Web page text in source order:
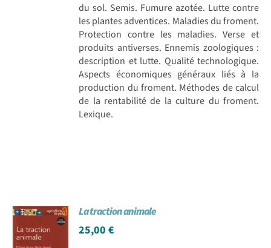
du sol. Semis. Fumure azotée. Lutte contre
les plantes adventices. Maladies du froment.
Protection contre les maladies. Verse et
produits antiverses. Ennemis zoologiques :
description et lutte. Qualité technologique.
Aspects économiques généraux liés à la
production du froment. Méthodes de calcul
de la rentabilité de la culture du froment.
Lexique.
La traction animale
25,00€